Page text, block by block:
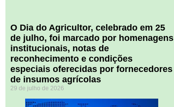
O Dia do Agricultor, celebrado em 25
de julho, foi marcado por homenagens
institucionais, notas de
reconhecimento e condições
especiais oferecidas por fornecedores
de insumos agrícolas
29 de julho de 2026